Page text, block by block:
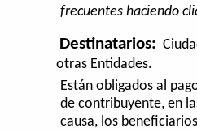
frecuentes haciendo
Destinatarios:
otras Entidades.
Están obligados al
de contribuyente, en
causa, los